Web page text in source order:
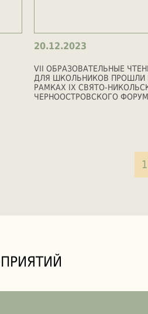
20.12.2023
VII ОБРАЗОВАТЕЛЬНЫЕ
ДЛЯ ШКОЛЬНИКОВ ПРОШЛИ
РАМКАХ IX СВЯТО-
ЧЕРНООСТРОВСКОГО
1